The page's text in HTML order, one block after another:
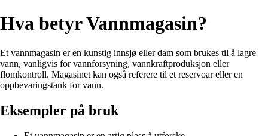
Hva betyr Vannmagasin?
Et vannmagasin er en kunstig innsjø eller dam som brukes til å lagre
vann, vanligvis for vannforsyning, vannkraftproduksjon eller
flomkontroll. Magasinet kan også referere til et reservoar eller en
oppbevaringstank for vann.
Eksempler på bruk